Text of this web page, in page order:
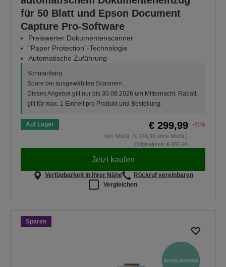
für 50 Blatt und Epson Document
Capture Pro-Software
Preiswerter Dokumentenscanner
"Paper Protection"-Technologie
Automatische Zuführung
Schulanfang
Spare bei ausgewählten Scannern.
Dieses Angebot gilt nur bis 30.08.2026 um Mitternacht. Rabatt
gilt für max. 1 Einheit pro Produkt und Bestellung.
Auf Lager € 299,99
-21%
inkl. MwSt. (€ 249,99 ohne MwSt.)
Originalpreis € 381,24
Jetzt kaufen
Verfügbarkeit in Ihrer Nähe
Rückruf vereinbaren
Vergleichen
Sparen